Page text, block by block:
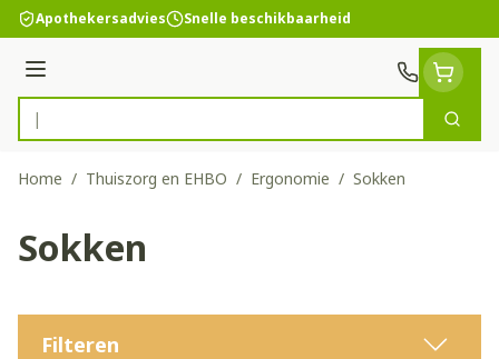
Ga naar de inhoud
Apothekersadvies Snelle beschikbaarheid
Menu
Product, merk, categorie...
Zoek
Home / Thuiszorg en EHBO / Ergonomie / Sokken
Sokken
Filteren